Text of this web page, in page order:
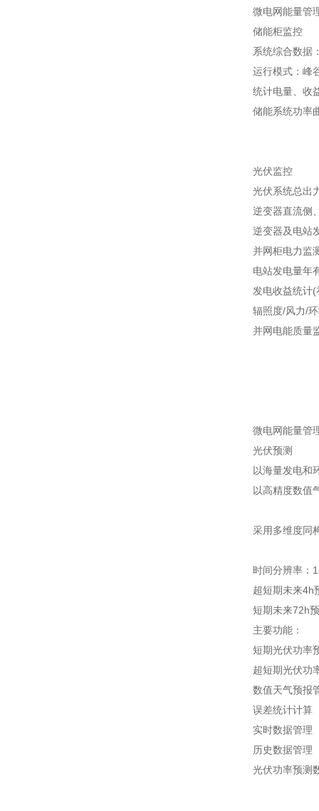
微电网能量管
储能柜监控
系统综合数据
运行模式：峰
统计电量、收
储能系统功率
光伏监控
光伏系统总出
逆变器直流侧
逆变器及电站
并网柜电力监
电站发电量年
发电收益统计
辐照度/风力/
并网电能质量
微电网能量管
光伏预测
以海量发电和
以高精度数值
采用多维度同
时间分辨率：
超短期未来4h
短期未来72h
主要功能：
短期光伏功率
超短期光伏功
数值天气预报
误差统计计算
实时数据管理
历史数据管理
光伏功率预测